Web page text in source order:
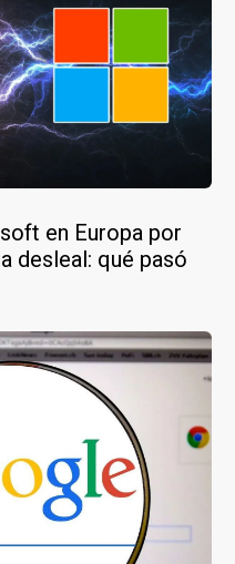
en Europa por
desleal: qué pasó